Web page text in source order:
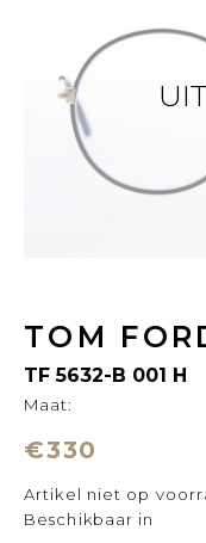
TOM
TF 5632-B 001 H
Maat:
€330
Artikel niet op
Beschikbaar in